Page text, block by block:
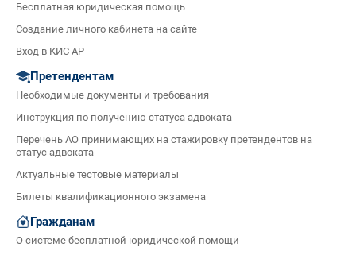
Бесплатная юридическая помощь
Создание личного кабинета на сайте
Вход в КИС АР
Претендентам
Необходимые документы и требования
Инструкция по получению статуса адвоката
Перечень АО принимающих на стажировку претендентов на
статус адвоката
Актуальные тестовые материалы
Билеты квалификационного экзамена
Гражданам
О системе бесплатной юридической помощи